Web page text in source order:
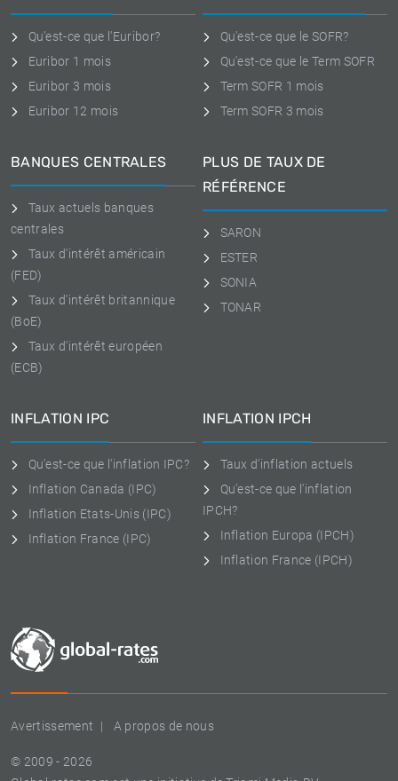
Avertissement A propos de nous
© 2009 - 2026
Qu'est-ce que l'Euribor?
Euribor 1 mois
Euribor 3 mois
Euribor 12 mois
Qu'est-ce que le SOFR?
Qu'est-ce que le Term SOFR
Term SOFR 1 mois
Term SOFR 3 mois
BANQUES CENTRALES
Taux actuels banques
centrales
Taux d'intérêt américain
(FED)
Taux d'intérêt britannique
(BoE)
Taux d'intérêt européen
(ECB)
PLUS DE TAUX DE
RÉFÉRENCE
SARON
ESTER
SONIA
TONAR
INFLATION IPC
Qu'est-ce que l'inflation IPC?
Inflation Canada (IPC)
Inflation Etats-Unis (IPC)
Inflation France (IPC)
INFLATION IPCH
Taux d'inflation actuels
Qu'est-ce que l'inflation
IPCH?
Inflation Europa (IPCH)
Inflation France (IPCH)